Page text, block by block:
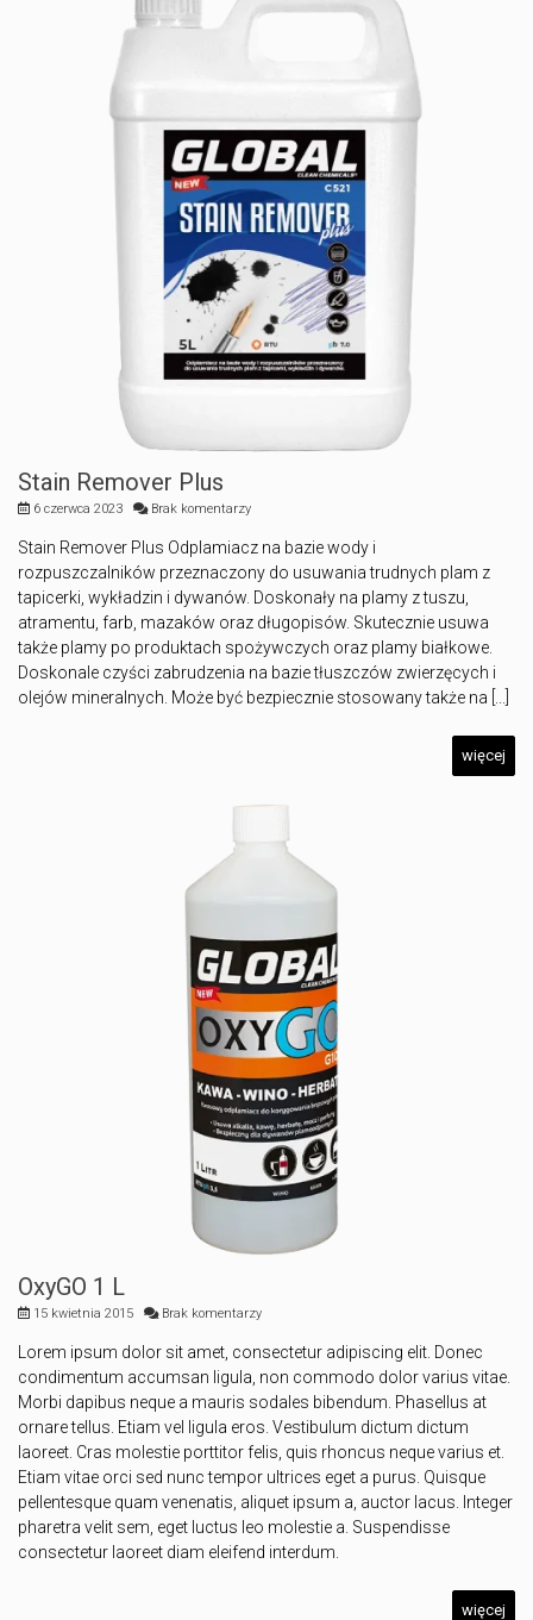
Stain Remover Plus
6 czerwca 2023 Brak komentarzy
Stain Remover Plus Odplamiacz na bazie wody i
rozpuszczalników przeznaczony do usuwania trudnych plam z
tapicerki, wykładzin i dywanów. Doskonały na plamy z tuszu,
atramentu, farb, mazaków oraz długopisów. Skutecznie usuwa
także plamy po produktach spożywczych oraz plamy białkowe.
Doskonale czyści zabrudzenia na bazie tłuszczów zwierzęcych i
olejów mineralnych. Może być bezpiecznie stosowany także na [...]
więcej
OxyGO 1 L
15 kwietnia 2015 Brak komentarzy
Lorem ipsum dolor sit amet, consectetur adipiscing elit. Donec
condimentum accumsan ligula, non commodo dolor varius vitae.
Morbi dapibus neque a mauris sodales bibendum. Phasellus at
ornare tellus. Etiam vel ligula eros. Vestibulum dictum dictum
laoreet. Cras molestie porttitor felis, quis rhoncus neque varius et.
Etiam vitae orci sed nunc tempor ultrices eget a purus. Quisque
pellentesque quam venenatis, aliquet ipsum a, auctor lacus. Integer
pharetra velit sem, eget luctus leo molestie a. Suspendisse
consectetur laoreet diam eleifend interdum.
więcej